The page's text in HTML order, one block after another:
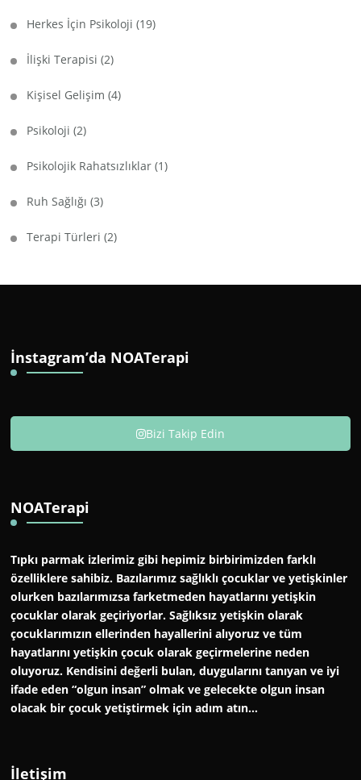
Herkes İçin Psikoloji (19)
İlişki Terapisi (2)
Kişisel Gelişim (4)
Psikoloji (2)
Psikolojik Rahatsızlıklar (1)
Ruh Sağlığı (3)
Terapi Türleri (2)
İnstagram’da NOATerapi
Bizi Takip Edin
NOATerapi
Tıpkı parmak izlerimiz gibi hepimiz birbirimizden farklı
özelliklere sahibiz. Bazılarımız sağlıklı çocuklar ve yetişkinler
olurken bazılarımızsa farketmeden hayatlarını yetişkin
çocuklar olarak geçiriyorlar. Sağlıksız yetişkin olarak
çocuklarımızın ellerinden hayallerini alıyoruz ve tüm
hayatlarını yetişkin çocuk olarak geçirmelerine neden
oluyoruz. Kendisini değerli bulan, duygularını tanıyan ve iyi
ifade eden “olgun insan” olmak ve gelecekte olgun insan
olacak bir çocuk yetiştirmek için adım atın…
İletişim